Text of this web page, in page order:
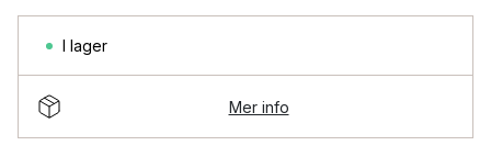
I lager
Mer info